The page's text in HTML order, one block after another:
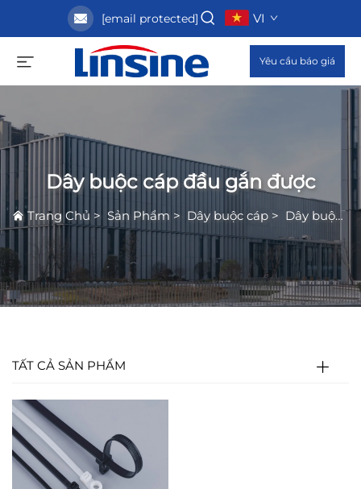
[email protected] VI
Yêu cầu báo giá
Dây buộc cáp đầu gắn được
Trang Chủ > Sản Phẩm > Dây buộc cáp > Dây buộc cáp đầu gắn được
TẤT CẢ SẢN PHẨM